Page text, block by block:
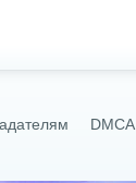
DMCA